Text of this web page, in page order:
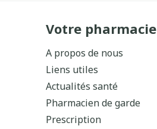
Votre pharmacie
A propos de nous
Liens utiles
Actualités santé
Pharmacien de garde
Prescription